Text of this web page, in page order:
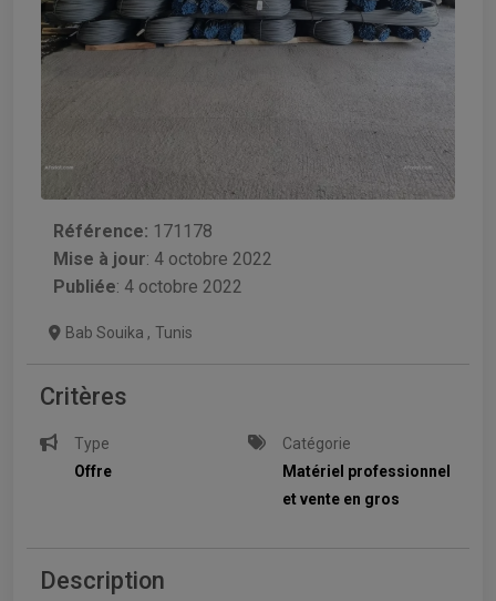
Référence: 171178
Mise à jour: 4 octobre 2022
Publiée: 4 octobre 2022
Bab Souika , Tunis
Critères
Type
Offre
Catégorie
Matériel professionnel
et vente en gros
Description